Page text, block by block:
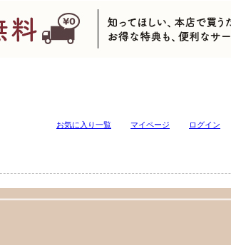
お気に入り一覧
マイページ ログイン